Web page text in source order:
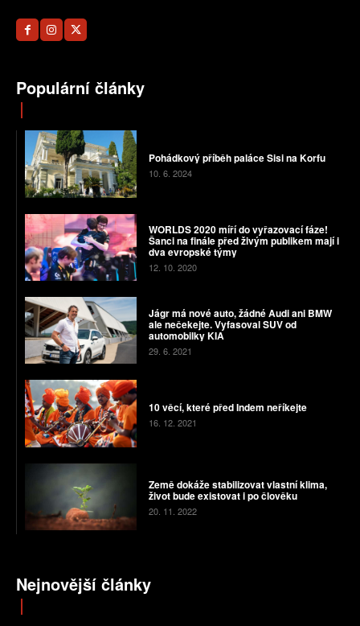
Populární články
Pohádkový příběh paláce Sisi na Korfu
10. 6. 2024
WORLDS 2020 míří do vyřazovací fáze!
Šanci na finále před živým publikem mají i
dva evropské týmy
12. 10. 2020
Jágr má nové auto, žádné Audi ani BMW
ale nečekejte. Vyfasoval SUV od
automobilky KIA
29. 6. 2021
10 věcí, které před Indem neříkejte
16. 12. 2021
Země dokáže stabilizovat vlastní klima,
život bude existovat i po člověku
20. 11. 2022
Nejnovější články